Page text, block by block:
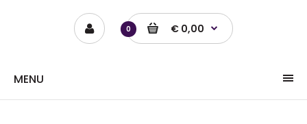
0 € 0,00
MENU